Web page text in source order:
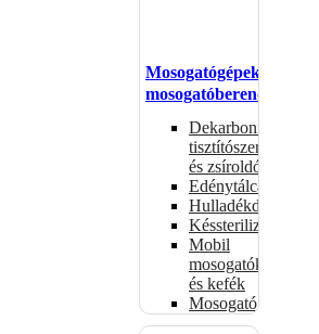
Mosogatógépek,
mosogatóberendezések
Dekarbonizáló
tisztítószerek
és zsíroldók
Edénytálcák
Hulladékdarálók
Késsterilizátorok
Mobil
mosogatók
és kefék